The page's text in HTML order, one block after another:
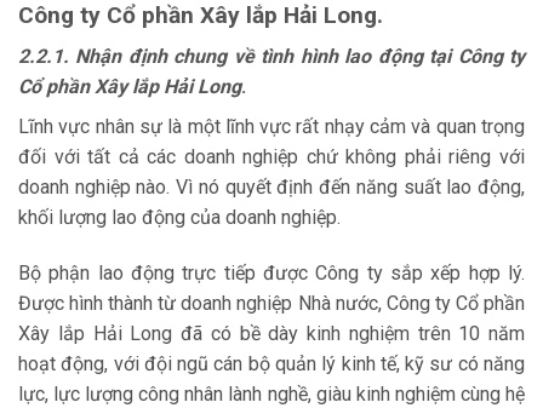
Công ty Cổ phần Xây lắp Hải Long.
2.2.1. Nhận định chung về tình hình lao động tại Công ty
Cổ phần Xây lắp Hải Long.
Lĩnh vực nhân sự là một lĩnh vực rất nhạy cảm và quan trọng
đối với tất cả các doanh nghiệp chứ không phải riêng với
doanh nghiệp nào. Vì nó quyết định đến năng suất lao động,
khối lượng lao động của doanh nghiệp.
Bộ phận lao động trực tiếp được Công ty sắp xếp hợp lý.
Được hình thành từ doanh nghiệp Nhà nước, Công ty Cổ phần
Xây lắp Hải Long đã có bề dày kinh nghiệm trên 10 năm
hoạt động, với đội ngũ cán bộ quản lý kinh tế, kỹ sư có năng
lực, lực lượng công nhân lành nghề, giàu kinh nghiệm cùng hệ